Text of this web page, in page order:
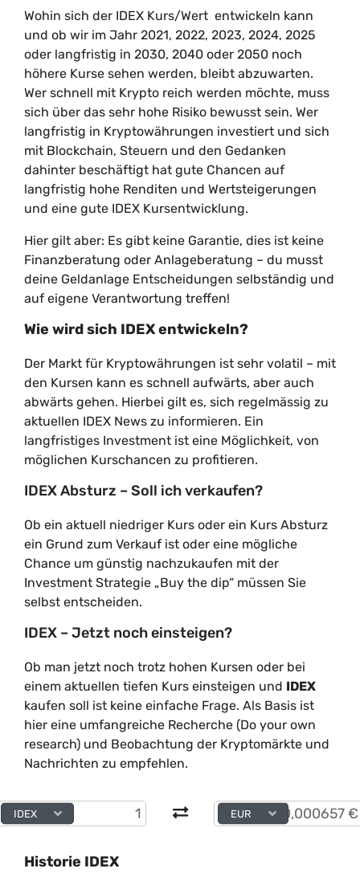
Wohin sich der IDEX Kurs/Wert entwickeln kann
und ob wir im Jahr 2021, 2022, 2023, 2024, 2025
oder langfristig in 2030, 2040 oder 2050 noch
höhere Kurse sehen werden, bleibt abzuwarten.
Wer schnell mit Krypto reich werden möchte, muss
sich über das sehr hohe Risiko bewusst sein. Wer
langfristig in Kryptowährungen investiert und sich
mit Blockchain, Steuern und den Gedanken
dahinter beschäftigt hat gute Chancen auf
langfristig hohe Renditen und Wertsteigerungen
und eine gute IDEX Kursentwicklung.
Hier gilt aber: Es gibt keine Garantie, dies ist keine
Finanzberatung oder Anlageberatung – du musst
deine Geldanlage Entscheidungen selbständig und
auf eigene Verantwortung treffen!
Wie wird sich IDEX entwickeln?
Der Markt für Kryptowährungen ist sehr volatil – mit
den Kursen kann es schnell aufwärts, aber auch
abwärts gehen. Hierbei gilt es, sich regelmässig zu
aktuellen IDEX News zu informieren. Ein
langfristiges Investment ist eine Möglichkeit, von
möglichen Kurschancen zu profitieren.
IDEX Absturz – Soll ich verkaufen?
Ob ein aktuell niedriger Kurs oder ein Kurs Absturz
ein Grund zum Verkauf ist oder eine mögliche
Chance um günstig nachzukaufen mit der
Investment Strategie „Buy the dip“ müssen Sie
selbst entscheiden.
IDEX – Jetzt noch einsteigen?
Ob man jetzt noch trotz hohen Kursen oder bei
einem aktuellen tiefen Kurs einsteigen und IDEX
kaufen soll ist keine einfache Frage. Als Basis ist
hier eine umfangreiche Recherche (Do your own
research) und Beobachtung der Kryptomärkte und
Nachrichten zu empfehlen.
IDEX EUR
Historie IDEX